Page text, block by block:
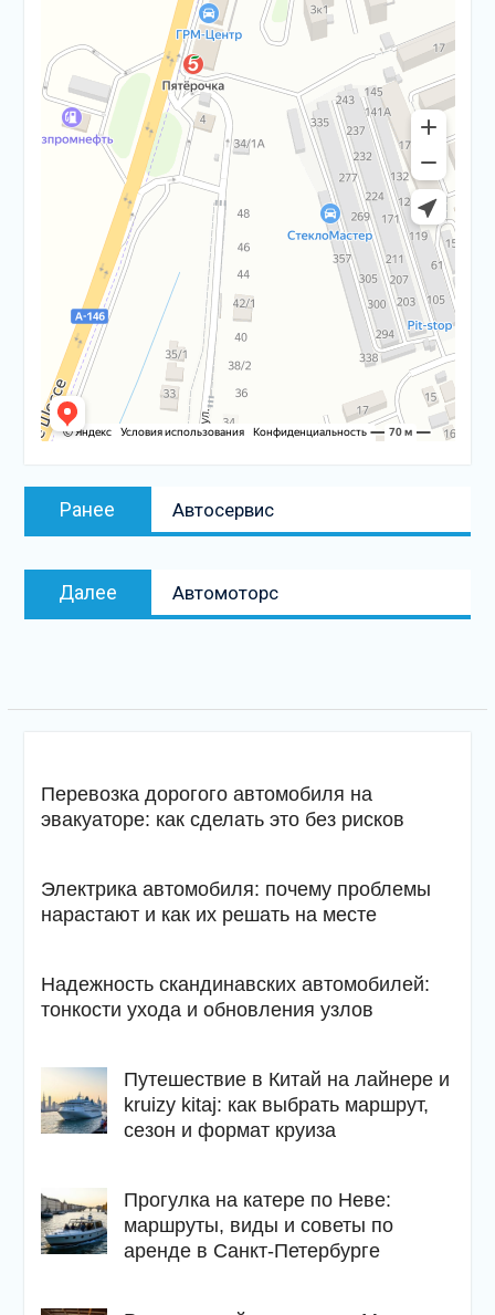
Навигация
Ранее
Предыдущая
запись:
Автосервис
Далее
Следующая
запись
Автомоторс
Перевозка дорогого автомобиля на
эвакуаторе: как сделать это без рисков
Электрика автомобиля: почему проблемы
нарастают и как их решать на месте
Надежность скандинавских автомобилей:
тонкости ухода и обновления узлов
Путешествие в Китай на лайнере и
kruizy kitaj: как выбрать маршрут,
сезон и формат круиза
Прогулка на катере по Неве:
маршруты, виды и советы по
аренде в Санкт-Петербурге